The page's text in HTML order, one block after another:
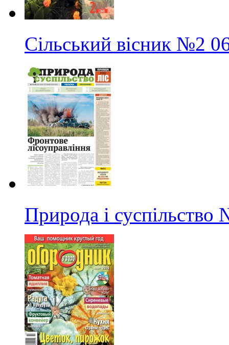
Сільський вісник №2
Природа і суспільство